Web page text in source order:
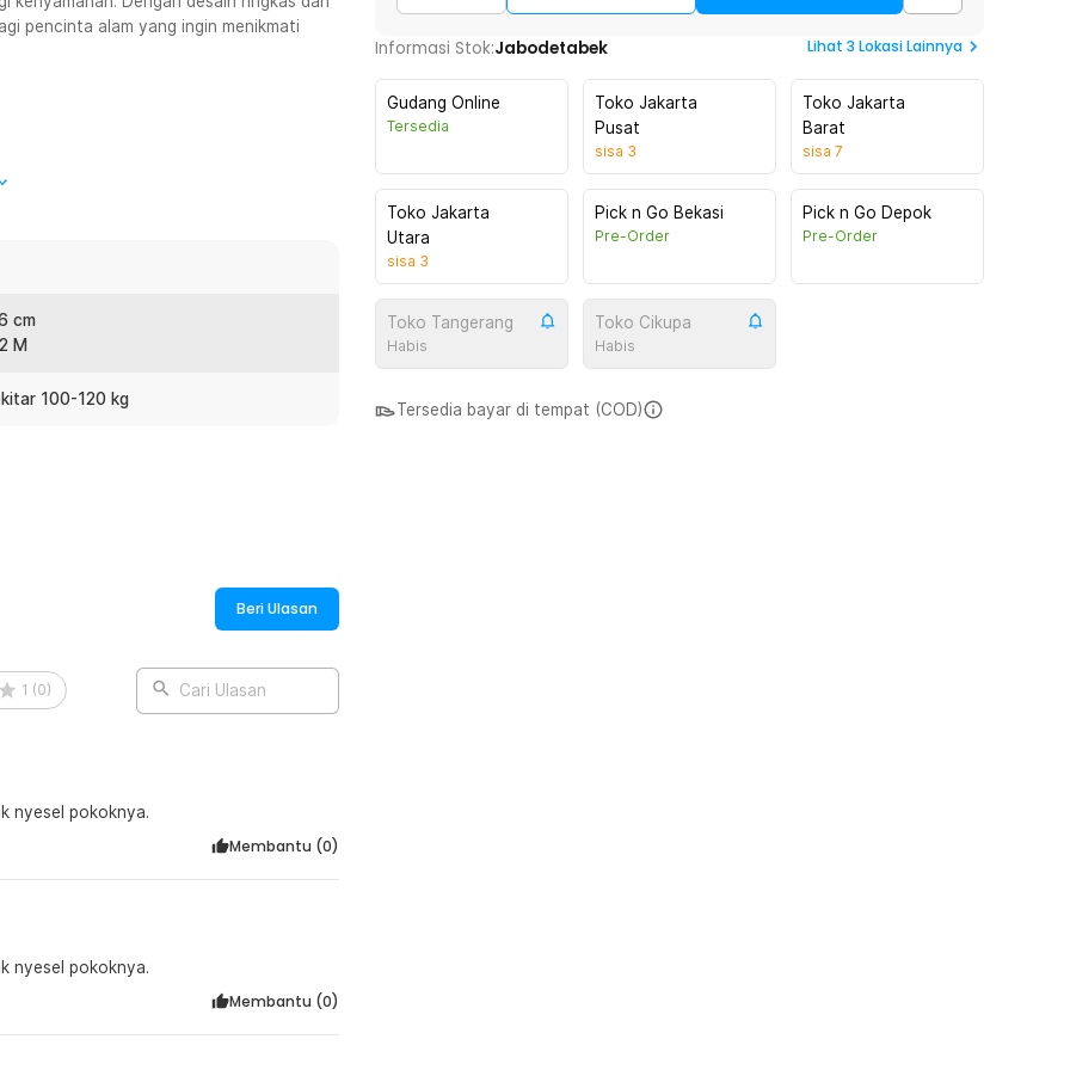
pencinta alam yang ingin menikmati
sekaligus. Cocok untuk bersantai
alam terbuka. Nikmati momen
meskipun digunakan dalam waktu
tetap higienis setelah digunakan di
simpul fish tail yang terbukti mampu
pada pohon, tiang, atau
memudahkan Anda membawa
ke tas, dan hammock siap digunakan
dibawa dalam perjalanan jauh
- JS426
cm
M
100-120 kg
Beri Ulasan
1 (0) Cari Ulasan
nyesel pokoknya.
Membantu (0)
nyesel pokoknya.
Membantu (0)
Informasi Stok:Jabodetabek Lihat 3 Lokasi Lainnya
Gudang Online
Tersedia
Toko Jakarta
Pusat
sisa 3
Toko Jakarta
Barat
sisa 7
Toko Jakarta
Utara
sisa 3
Pick n Go Bekasi
Pre-Order
Pick n Go Depok
Pre-Order
Toko Tangerang
Habis
Toko Cikupa
Habis
Tersedia bayar di tempat (COD)